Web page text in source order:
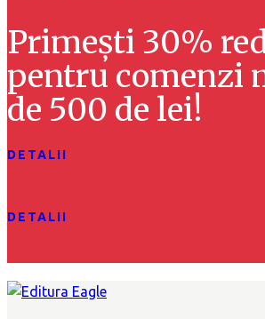
Primești 30%
pentru comenzi
de 500 de lei!
DETALII
DETALII